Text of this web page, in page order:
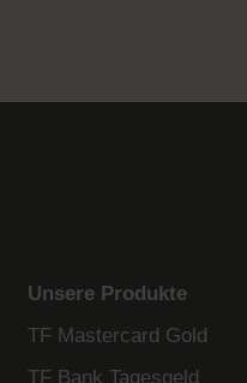
Unsere Produkte
TF Mastercard Gold
TF Bank Tagesgeld